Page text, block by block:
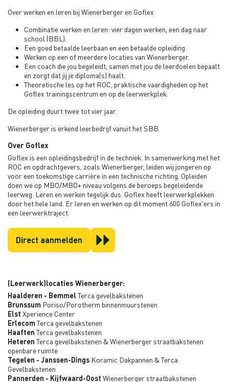
Over werken en leren bij Wienerberger en Goflex
Combinatie werken en leren: vier dagen werken, een dag naar
school (BBL).
Een goed betaalde leerbaan en een betaalde opleiding.
Werken op een of meerdere locaties van Wienerberger.
Een coach die jou begeleidt, samen met jou de leerdoelen bepaalt
en zorgt dat jij je diploma(s) haalt.
Theoretische les op het ROC, praktische vaardigheden op het
Goflex trainingscentrum en op de leerwerkplek.
De opleiding duurt twee tot vier jaar.
Wienerberger is erkend leerbedrijf vanuit het SBB.
Over Goflex
Goflex is een opleidingsbedrijf in de techniek. In samenwerking met het
ROC en opdrachtgevers, zoals Wienerberger, leiden wij jongeren op
voor een toekomstige carrière in een technische richting. Opleiden
doen we op MBO/MBO+ niveau volgens de beroeps begeleidende
leerweg. Leren en werken tegelijk dus. Goflex heeft leerwerkplekken
door het hele land. Er leren en werken op dit moment 600 Goflex'ers in
een leerwerktraject.
Direct aanmelden
(Leerwerk)locaties Wienerberger:
Haalderen - Bemmel Terca gevelbakstenen
Brunssum Poriso/Porotherm binnenmuurstenen
Elst Xperience Center
ErlecomTerca gevelbakstenen
Haaften Terca gevelbakstenen
Heteren Terca gevelbakstenen & Wienerberger straatbakstenen
openbare ruimte
Tegelen - Janssen-Dings Koramic Dakpannen & Terca
Gevelbakstenen
Pannerden - Kijfwaard-Oost Wienerberger straatbakstenen